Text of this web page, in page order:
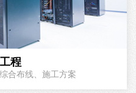
程
合布线、施工方案